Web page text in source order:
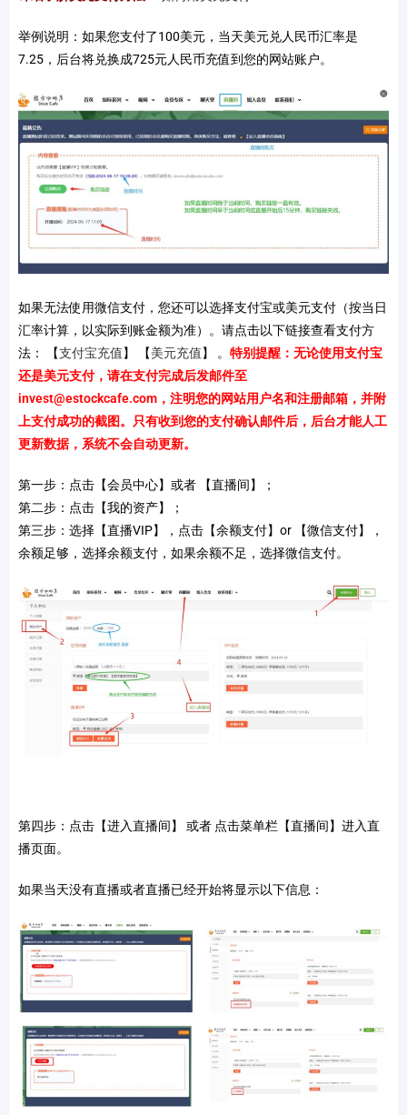
举例说明：如果您支付了100美元，当天美元兑人民币汇率是
7.25，后台将兑换成725元人民币充值到您的网站账户。
如果无法使用微信支付，您还可以选择支付宝或美元支付（按当日
汇率计算，以实际到账金额为准）。请点击以下链接查看支付方
法： 【支付宝充值】 【美元充值】 。 特别提醒：无论使用支付宝
还是美元支付，请在支付完成后发邮件至
invest@estockcafe.com ，注明您的网站用户名和注册邮箱，并附
上支付成功的截图。只有收到您的支付确认邮件后，后台才能人工
更新数据，系统不会自动更新。
第一步：点击【会员中心】或者 【直播间】；
第二步：点击【我的资产】；
第三步：选择【直播VIP】，点击【余额支付】or 【微信支付】，
余额足够，选择余额支付，如果余额不足，选择微信支付。
第四步：点击【进入直播间】 或者 点击菜单栏【直播间】进入直
播页面。
如果当天没有直播或者直播已经开始将显示以下信息：